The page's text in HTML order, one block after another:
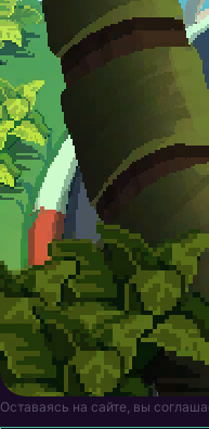
Оставаясь на сайте, вы